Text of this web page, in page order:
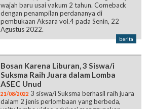
wajah baru usai vakum 2 tahun. Comeback
dengan penampilan perdananya di
pembukaan Aksara vol.4 pada Senin, 22
Agustus 2022.
berita
Bosan Karena Liburan, 3 Siswa/i
Suksma Raih Juara dalam Lomba
ASEC Unud
21/08/2022 3 siswa/i Suksma berhasil raih juara
dalam 2 jenis perlombaan yang berbeda,